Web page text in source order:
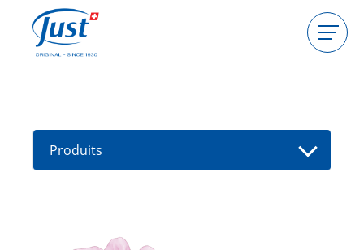
Devenir conseillère
Guides
Produits